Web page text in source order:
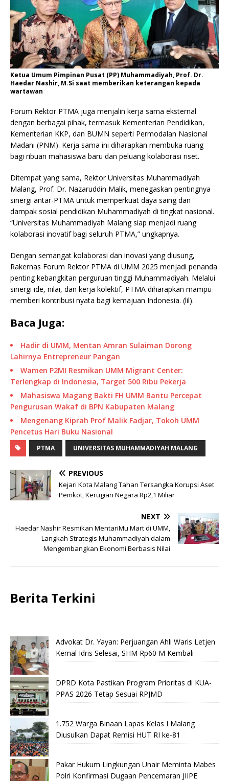
Ketua Umum Pimpinan Pusat (PP) Muhammadiyah, Prof. Dr.
Haedar Nashir, M.Si saat memberikan keterangan kepada
wartawan
Forum Rektor PTMA juga menjalin kerja sama eksternal
dengan berbagai pihak, termasuk Kementerian Pendidikan,
Kementerian KKP, dan BUMN seperti Permodalan Nasional
Madani (PNM). Kerja sama ini diharapkan membuka ruang
bagi ribuan mahasiswa baru dan peluang kolaborasi riset.
Ditempat yang sama, Rektor Universitas Muhammadiyah
Malang, Prof. Dr. Nazaruddin Malik, menegaskan pentingnya
sinergi antar-PTMA untuk memperkuat daya saing dan
dampak sosial pendidikan Muhammadiyah di tingkat nasional.
“Universitas Muhammadiyah Malang siap menjadi ruang
kolaborasi inovatif bagi seluruh PTMA,” ungkapnya.
Dengan semangat kolaborasi dan inovasi yang diusung,
Rakernas Forum Rektor PTMA di UMM 2025 menjadi penanda
penting kebangkitan perguruan tinggi Muhammadiyah. Melalui
sinergi ide, nilai, dan kerja kolektif, PTMA diharapkan mampu
memberi kontribusi nyata bagi kemajuan Indonesia. (lil).
Baca Juga:
Hadir di UMM, Mentan Amran Sulaiman Dorong
Lahirnya Entrepreneur Pangan
Wamen P2MI Resmikan UMM Migrant Center:
Terlengkap di Indonesia, Target 500 Ribu Pekerja
Mahasiswa Magang Bakti FH UMM Bantu Percepat
Pengurusan Wakaf di BPN Kabupaten Malang
Mengenang Kiprah Prof Malik Fadjar, Tokoh UMM
Pencetus Hari Buku Nasional
PTMA UNIVERSITAS MUHAMMADIYAH MALANG
PREVIOUS
Kejari Kota Malang Tahan Tersangka Korupsi Aset
Pemkot, Kerugian Negara Rp2,1 Miliar
NEXT
Haedar Nashir Resmikan MentariMu Mart di UMM,
Langkah Strategis Muhammadiyah dalam
Mengembangkan Ekonomi Berbasis Nilai
Berita Terkini
Advokat Dr. Yayan: Perjuangan Ahli Waris Letjen
Kemal Idris Selesai, SHM Rp60 M Kembali
DPRD Kota Pastikan Program Prioritas di KUA-
PPAS 2026 Tetap Sesuai RPJMD
1.752 Warga Binaan Lapas Kelas I Malang
Diusulkan Dapat Remisi HUT RI ke-81
Pakar Hukum Lingkungan Unair Meminta Mabes
Polri Konfirmasi Dugaan Pencemaran JIIPE